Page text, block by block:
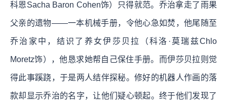
科恩Sacha Baron Cohen饰）只得就范。乔治拿走了雨果
父亲的遗物——一本机械手册，令他心急如焚，他尾随至
乔治家中，结识了养女伊莎贝拉（科洛·莫瑞兹Chlo
Moretz饰），他恳求她帮自己保住手册。而伊莎贝拉则觉
得此事蹊跷，于是两人结伴探秘。修好的机器人作画的落
款却显示乔治的名字，让他们疑心顿起。终于他们发现了